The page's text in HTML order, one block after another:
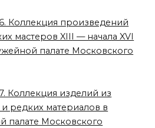
Коллекция произведений
мастеров XIII — начала XVI
палате Московского
Коллекция изделий из
и редких материалов в
палате Московского